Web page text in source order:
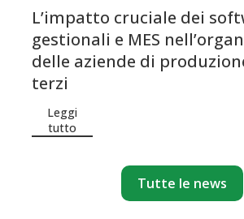
L’impatto cruciale dei
gestionali e MES
delle aziende di
terzi
Leggi
tutto
Tutte le news